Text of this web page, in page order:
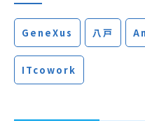
GeneXus 八戸
ITcowork